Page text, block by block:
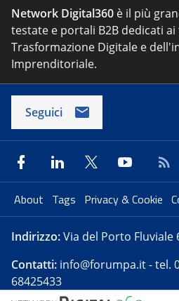
Network Digital360 è il più
testate e portali B2B dedicati
Trasformazione Digitale e
Imprenditoriale.
Seguici
About Tags Privacy & Cookie
Indirizzo:Via del Porto Fluviale
Contatti: info@forumpa.it- tel.
68425433